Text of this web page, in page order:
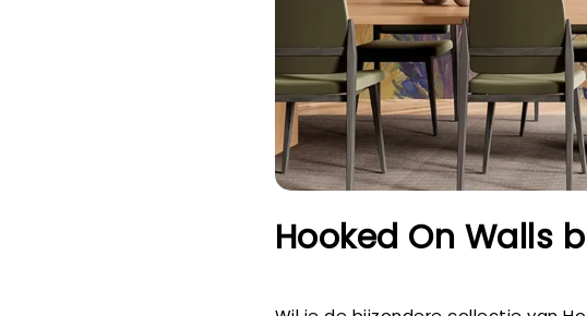
Hooked On Walls